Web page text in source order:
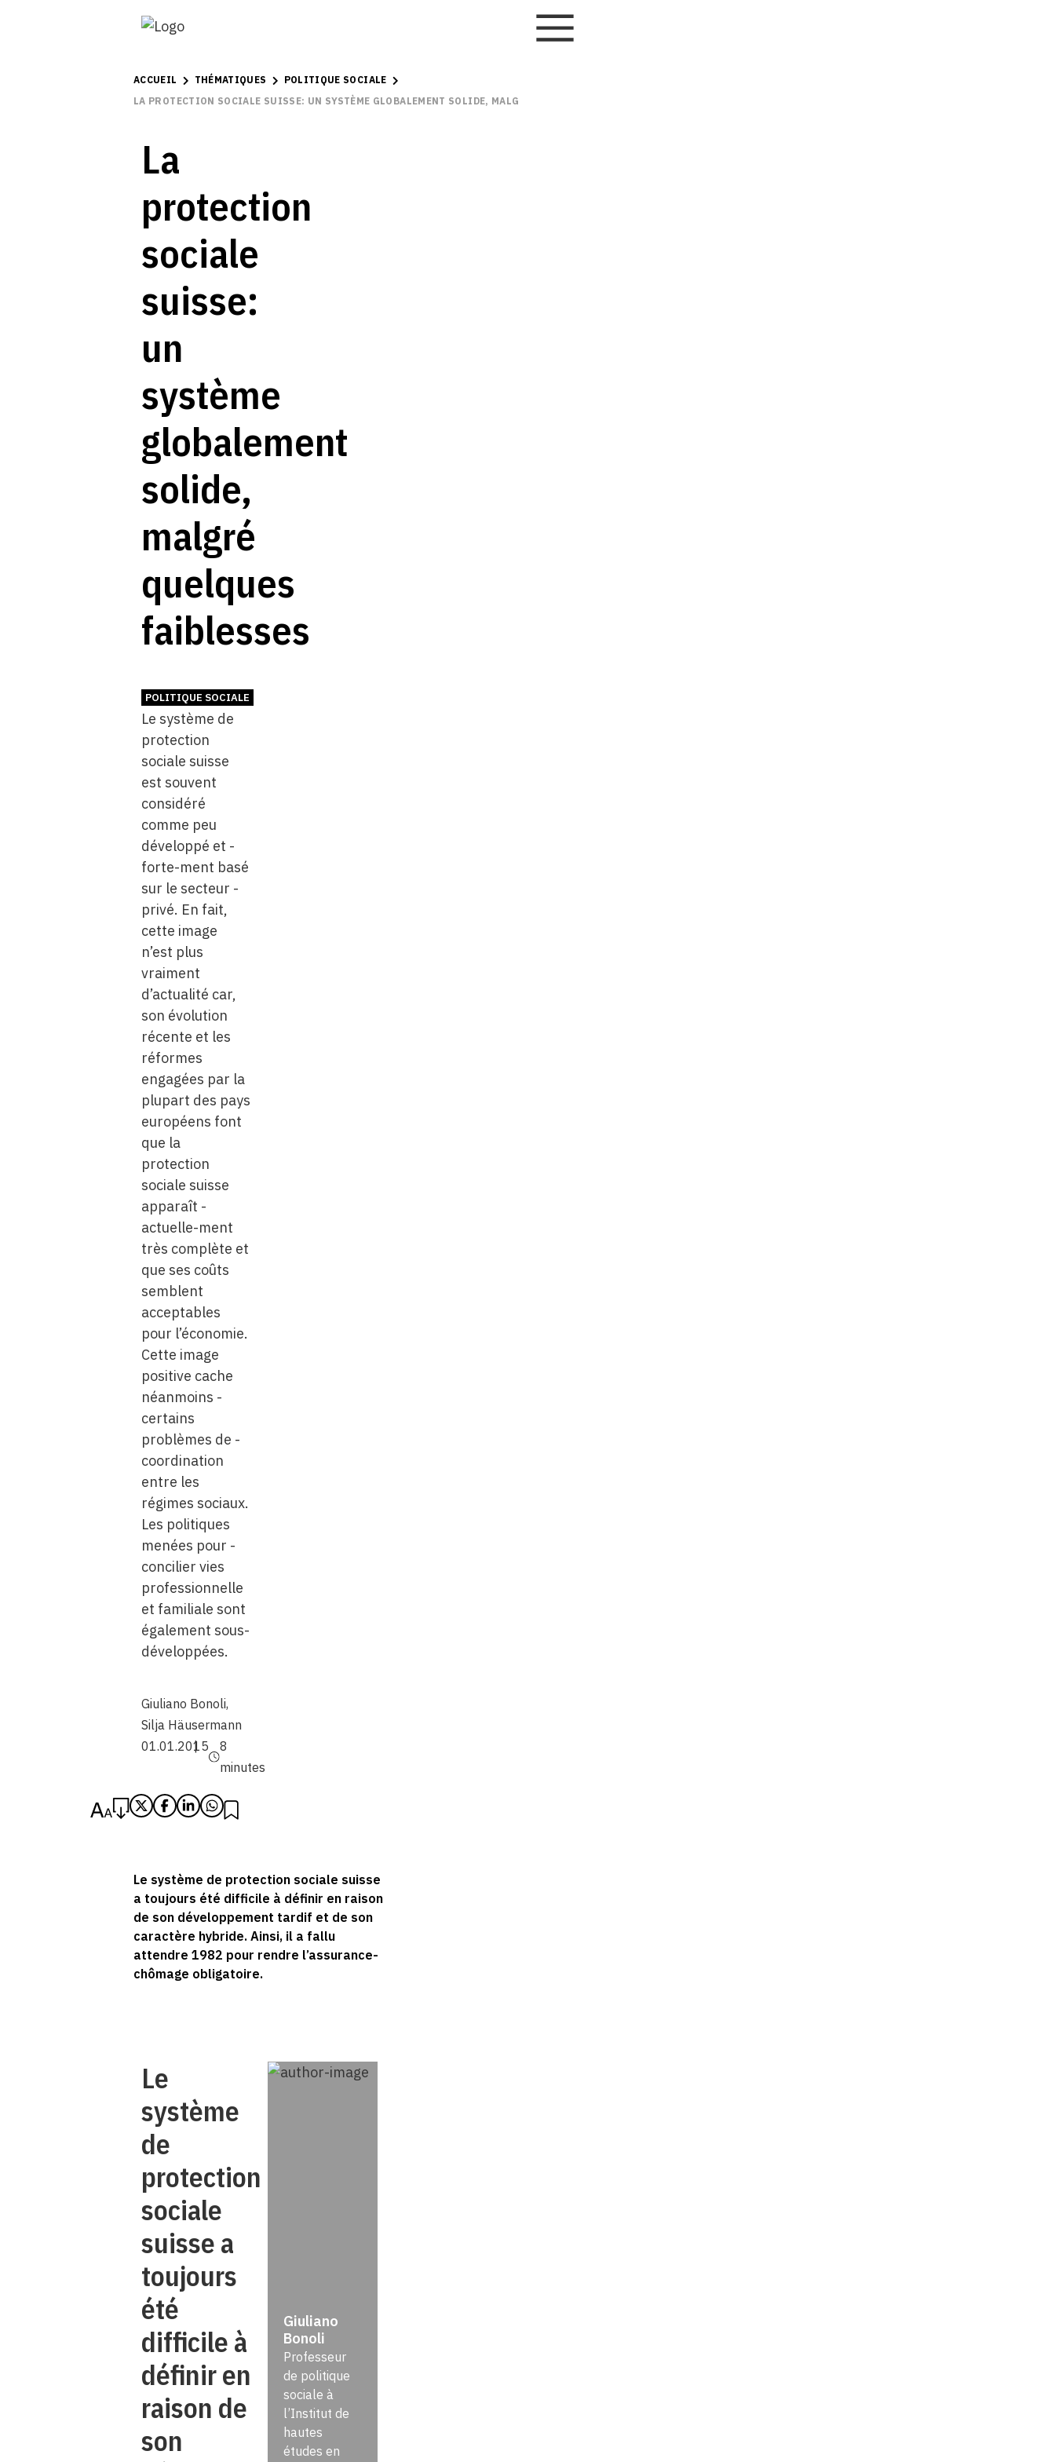
ACCUEIL THÉMATIQUES
POLITIQUE SOCIALE
LA PROTECTION SOCIALE SUISSE: UN SYSTÈME GLOBALEMENT SOLIDE, MALGRÉ QUELQUES FAIBLESSES
La
protection
sociale
suisse:
un
système
globalement
solide,
malgré
quelques
faiblesses
POLITIQUE SOCIALE
Le système de
protection
sociale suisse
est souvent
considéré
comme peu
développé et ­
forte-ment basé
sur le secteur ­
privé. En fait,
cette image
n’est plus
vraiment
d’actualité car,
son ­évolution
récente et les
réformes
engagées par la
plupart des pays
européens font
que la
protection
sociale suisse
apparaît ­
actuelle-ment
très complète et
que ses coûts
semblent
acceptables
pour l’économie.
Cette image
positive cache
néanmoins ­
certains
problèmes de ­
coordination
entre les
régimes ­sociaux.
Les politiques
menées pour ­
concilier vies
professionnelle
et familiale sont
également sous-
développées.
Giuliano Bonoli,
Silja Häusermann
01.01.2015
8
minutes
Le système de protection sociale suisse
a toujours été difficile à définir en raison
de son développement tardif et de son
caractère hybride. Ainsi, il a fallu
attendre 1982 pour rendre l’assurance-
chômage obligatoire.
Le
système
de
protection
sociale
suisse a
toujours
été
difficile à
définir en
raison de
son
Giuliano
Bonoli
Professeur
de politique
sociale à
l’Institut de
hautes
études en